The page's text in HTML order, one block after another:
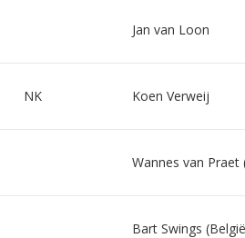
Jan van Loon
NK Koen Verweij
Wannes van Praet
Bart Swings